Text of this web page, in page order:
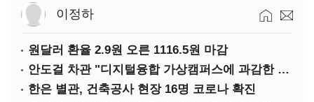
이정하
원달러 환율 2.9원 오른 1116.5원 마감
안도걸 차관 "디지털융합 가상캠퍼스에 과감한 인센티브 부여"
한은 별관, 건축공사 현장 16명 코로나 확진